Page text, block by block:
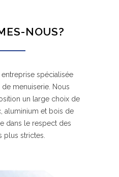
NOUS?
spécialisée
menuiserie. Nous
un large choix de
aluminium et bois de
dans le respect des
plus strictes.